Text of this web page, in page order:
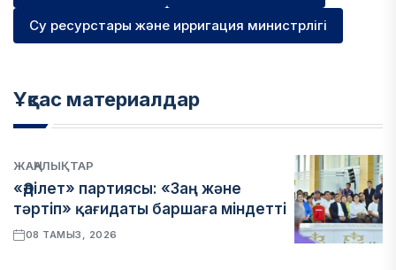
Су ресурстары және ирригация министрлігі
Ұқсас материалдар
ЖАҢАЛЫҚТАР
«Әділет» партиясы: «Заң және
тәртіп» қағидаты баршаға міндетті
08 ТАМЫЗ, 2026